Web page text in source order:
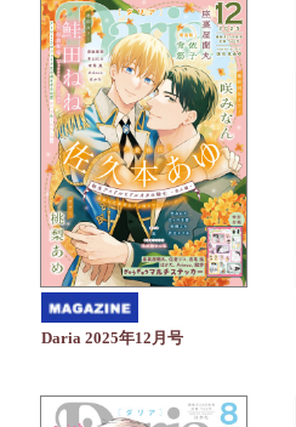
Daria 2025年12月号